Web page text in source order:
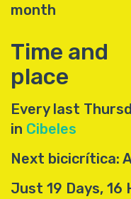
month
Time and
place
Every last
in Cibeles
Next bicicrítica:
Just 19 Days,